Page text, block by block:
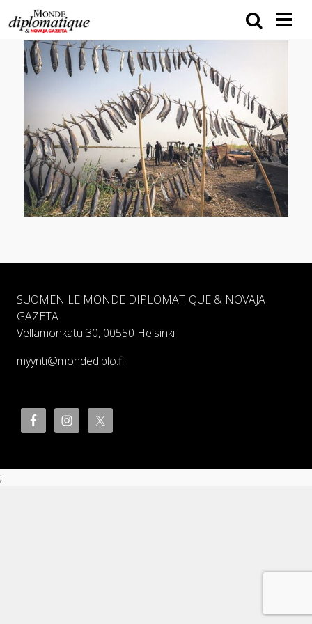
SUOMEN LE MONDE DIPLOMATIQUE & NOVAJA
GAZETA
Vellamonkatu 30, 00550 Helsinki
myynti@mondediplo.fi
;